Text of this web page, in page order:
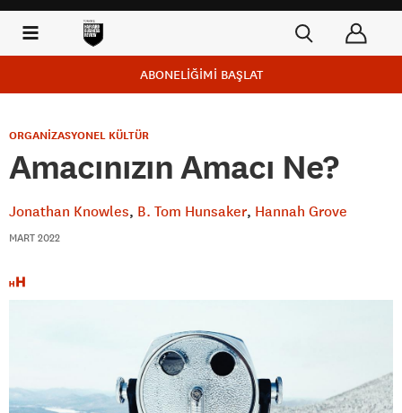
ABONELİĞİMİ BAŞLAT
ORGANİZASYONEL KÜLTÜR
Amacınızın Amacı Ne?
Jonathan Knowles B. Tom Hunsaker Hannah Grove
MART 2022